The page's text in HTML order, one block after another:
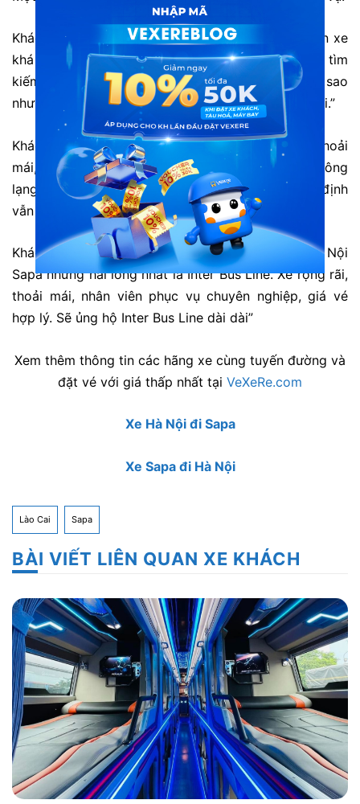
Khách hàng Doanh: “Xe mới, thiết bị và dịch vụ trên xe
khá tốt, giá cũng rẻ. Tôi chưa đi Sa Pa bao giờ tìm
kiếm trên mạng thì mua thử vé trên website xem sao
nhưng lại đi được xe chất lượng tốt ngoài mong đợi.”
Khách hàng Trung: “Đi xe này tôi cảm thấy rất thoải
mái, phụ xe nhiệt tình, tài xế lái xe cẩn thận, không
lạng lách khiến tôi không bị say. Lần tới tôi nhất định
vẫn sẽ ủng hộ nhà xe”
Khách hàng T. Anh: “Đã từng đi nhiều xe tuyến Hà Nội
Sapa nhưng hài lòng nhất là Inter Bus Line. Xe rộng rãi,
thoải mái, nhân viên phục vụ chuyên nghiệp, giá vé
hợp lý. Sẽ ủng hộ Inter Bus Line dài dài”
Xem thêm thông tin các hãng xe cùng tuyến đường và
đặt vé với giá thấp nhất tại VeXeRe.com
Xe Hà Nội đi Sapa
Xe Sapa đi Hà Nội
Lào Cai Sapa
BÀI VIẾT LIÊN QUAN XE KHÁCH